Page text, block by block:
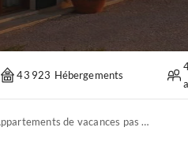
43 923 Hébergements
Appartements de vacances pas chers